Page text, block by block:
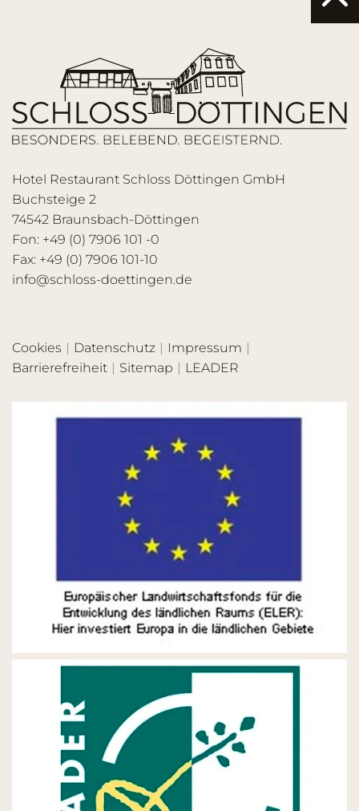
Hotel Restaurant Schloss Döttingen GmbH
Buchsteige 2
74542 Braunsbach-Döttingen
Fon: +49 (0) 7906 101 -0
Fax: +49 (0) 7906 101-10
info@schloss-doettingen.de
Cookies Datenschutz
Impressum
Barrierefreiheit
Sitemap LEADER